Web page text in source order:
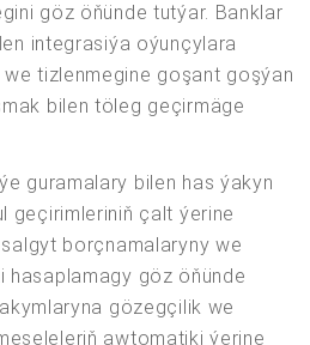
göz öňünde tutýar. Banklar
integrasiýa oýunçylara
tizlenmegine goşant goşýan
bilen töleg geçirmäge
guramalary bilen has ýakyn
geçirimleriniň çalt ýerine
borçnamalaryny we
göz öňünde
gözegçilik we
awtomatiki ýerine